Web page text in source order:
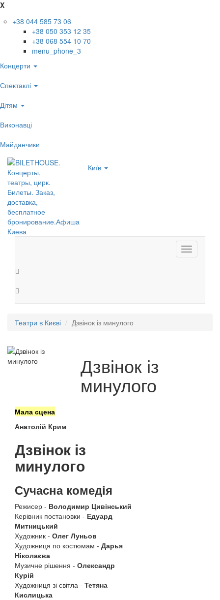
X
+38 044 585 73 06
+38 050 353 12 35
+38 068 554 10 70
menu_phone_3
Концерти
Спектаклі
Дітям
Виконавці
Майданчики
Київ
Toggle
navigation
Театри в Києві Дзвінок із минулого
Дзвінок із
минулого
Мала сцена
Анатолій Крим
Дзвінок із
минулого
Сучасна комедія
Режисер - Володимир Цивінський
Керівник постановки - Едуард
Митницький
Художник - Олег Луньов
Художниця по костюмам - Дарья
Ніколаєва
Музичне рішення - Олександр
Курій
Художниця зі світла - Тетяна
Кислицька